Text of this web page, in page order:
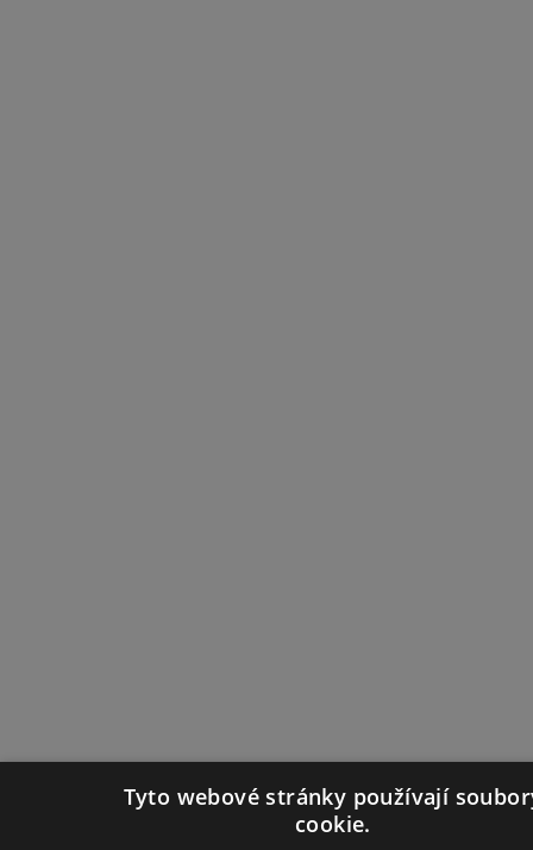
Tyto webové stránky používají
cookie.